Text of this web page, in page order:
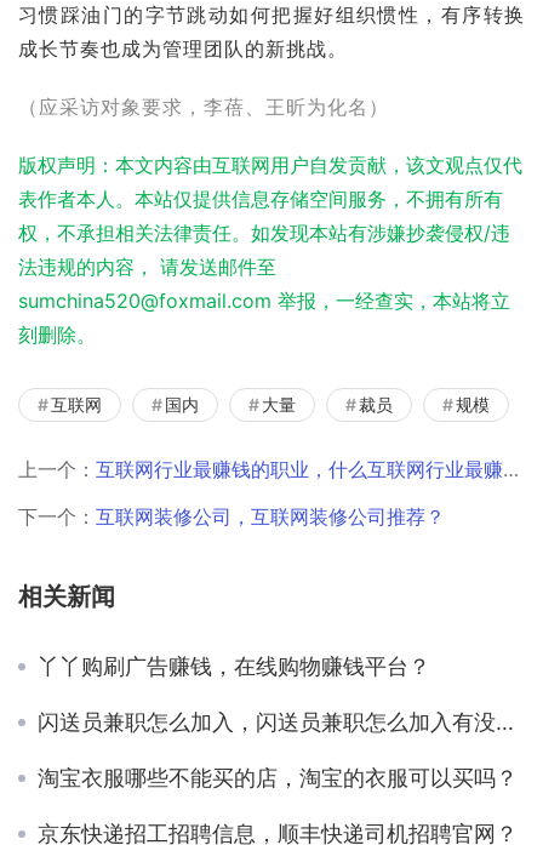
习惯踩油门的字节跳动如何把握好组织惯性，有序转换
成长节奏也成为管理团队的新挑战。
（应采访对象要求，李蓓、王昕为化名）
版权声明：本文内容由互联网用户自发贡献，该文观点仅代
表作者本人。本站仅提供信息存储空间服务，不拥有所有
权，不承担相关法律责任。如发现本站有涉嫌抄袭侵权/违
法违规的内容， 请发送邮件至
sumchina520@foxmail.com 举报，一经查实，本站将立
刻删除。
互联网 国内 大量 裁员 规模
上一个： 互联网行业最赚钱的职业，什么互联网行业最赚钱？
下一个： 互联网装修公司，互联网装修公司推荐？
相关新闻
丫丫购刷广告赚钱，在线购物赚钱平台？
闪送员兼职怎么加入，闪送员兼职怎么加入有没有押金？
淘宝衣服哪些不能买的店，淘宝的衣服可以买吗？
京东快递招工招聘信息，顺丰快递司机招聘官网？